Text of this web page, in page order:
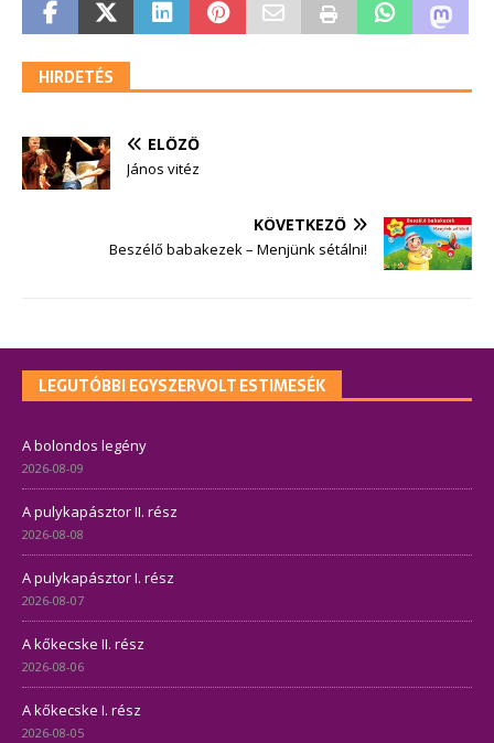
HIRDETÉS
ELŐZŐ
János vitéz
KÖVETKEZŐ
Beszélő babakezek – Menjünk sétálni!
LEGUTÓBBI EGYSZERVOLT ESTIMESÉK
A bolondos legény
2026-08-09
A pulykapásztor II. rész
2026-08-08
A pulykapásztor I. rész
2026-08-07
A kőkecske II. rész
2026-08-06
A kőkecske I. rész
2026-08-05